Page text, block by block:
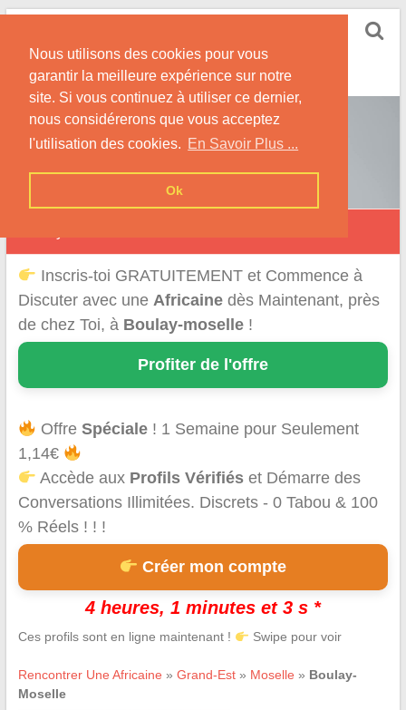
Nous utilisons des cookies pour vous
garantir la meilleure expérience sur notre
site. Si vous continuez à utiliser ce dernier,
nous considérerons que vous acceptez
l'utilisation des cookies. En Savoir Plus ...
Ok
Skip
content
Conseils et Infos pour la Rencontre d'une Belle
Africaine !
Inscris-toi GRATUITEMENT et Commence à
Discuter avec une Africainedès Maintenant, près
de chez Toi, à Boulay-moselle!
Profiter de l'offre
OffreSpéciale ! 1 Semaine pour Seulement
1,14€
Accède aux Profils Vérifiés et Démarre des
Conversations Illimitées. Discrets - 0 Tabou & 100
% Réels ! ! !
Créer mon compte
4 heures, 1 minutes et 3 s *
Ces profils sont en ligne maintenant ! Swipe pour voir
Rencontrer Une Africaine » Grand-Est» Moselle » Boulay-
Moselle